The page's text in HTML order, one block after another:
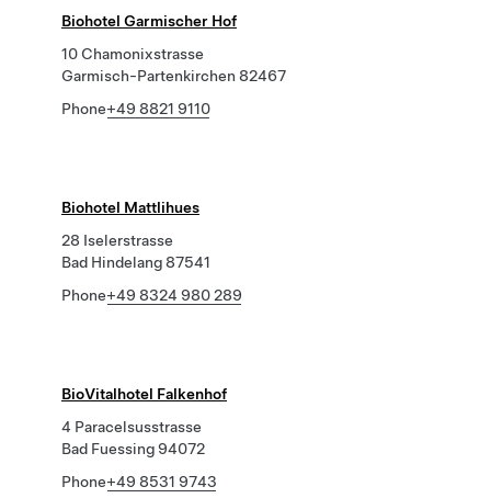
Biohotel Garmischer Hof
10 Chamonixstrasse
Garmisch-Partenkirchen 82467
Phone+49 8821 9110
Biohotel Mattlihues
28 Iselerstrasse
Bad Hindelang 87541
Phone+49 8324 980 289
BioVitalhotel Falkenhof
4 Paracelsusstrasse
Bad Fuessing 94072
Phone+49 8531 9743